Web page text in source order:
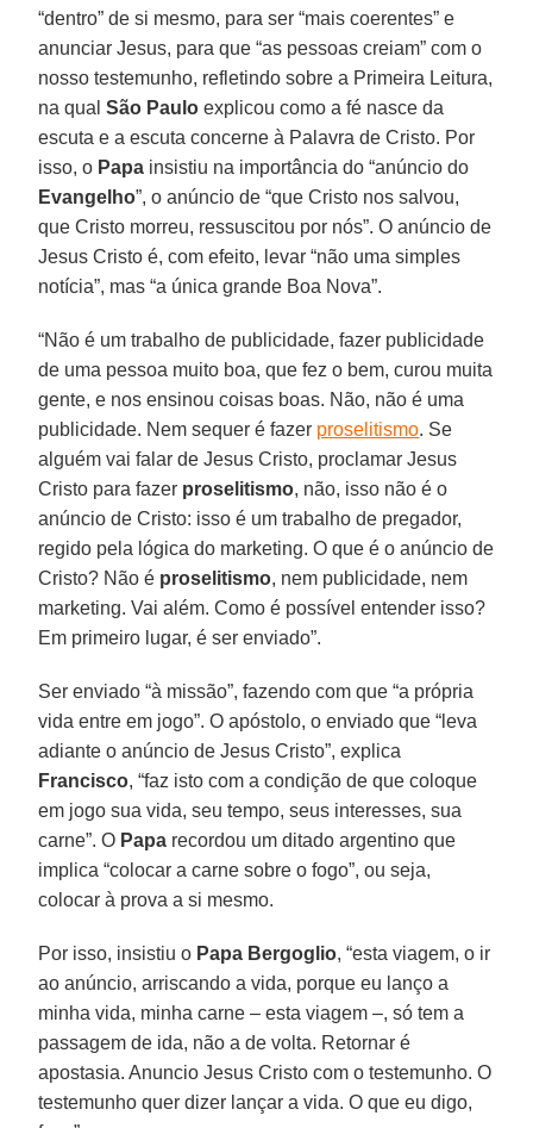
“dentro” de si mesmo, para ser “mais coerentes” e
anunciar Jesus, para que “as pessoas creiam” com o
nosso testemunho, refletindo sobre a Primeira Leitura,
na qualSão Paulo explicou como a fé nasce da
escuta e a escuta concerne à Palavra de Cristo. Por
isso, o Papa insistiu na importância do “anúncio do
Evangelho”, o anúncio de “que Cristo nos salvou,
que Cristo morreu, ressuscitou por nós”. O anúncio de
Jesus Cristo é, com efeito, levar “não uma simples
notícia”, mas “a única grande Boa Nova”.
“Não é um trabalho de publicidade, fazer publicidade
de uma pessoa muito boa, que fez o bem, curou muita
gente, e nos ensinou coisas boas. Não, não é uma
publicidade. Nem sequer é fazer proselitismo. Se
alguém vai falar de Jesus Cristo, proclamar Jesus
Cristo para fazer proselitismo, não, isso não é o
anúncio de Cristo: isso é um trabalho de pregador,
regido pela lógica do marketing. O que é o anúncio de
Cristo? Não é proselitismo, nem publicidade, nem
marketing. Vai além. Como é possível entender isso?
Em primeiro lugar, é ser enviado”.
Ser enviado “à missão”, fazendo com que “a própria
vida entre em jogo”. O apóstolo, o enviado que “leva
adiante o anúncio de Jesus Cristo”, explica
Francisco, “faz isto com a condição de que coloque
em jogo sua vida, seu tempo, seus interesses, sua
carne”. O Papa recordou um ditado argentino que
implica “colocar a carne sobre o fogo”, ou seja,
colocar à prova a si mesmo.
Por isso, insistiu o Papa Bergoglio, “esta viagem, o ir
ao anúncio, arriscando a vida, porque eu lanço a
minha vida, minha carne – esta viagem –, só tem a
passagem de ida, não a de volta. Retornar é
apostasia. Anuncio Jesus Cristo com o testemunho. O
testemunho quer dizer lançar a vida. O que eu digo,